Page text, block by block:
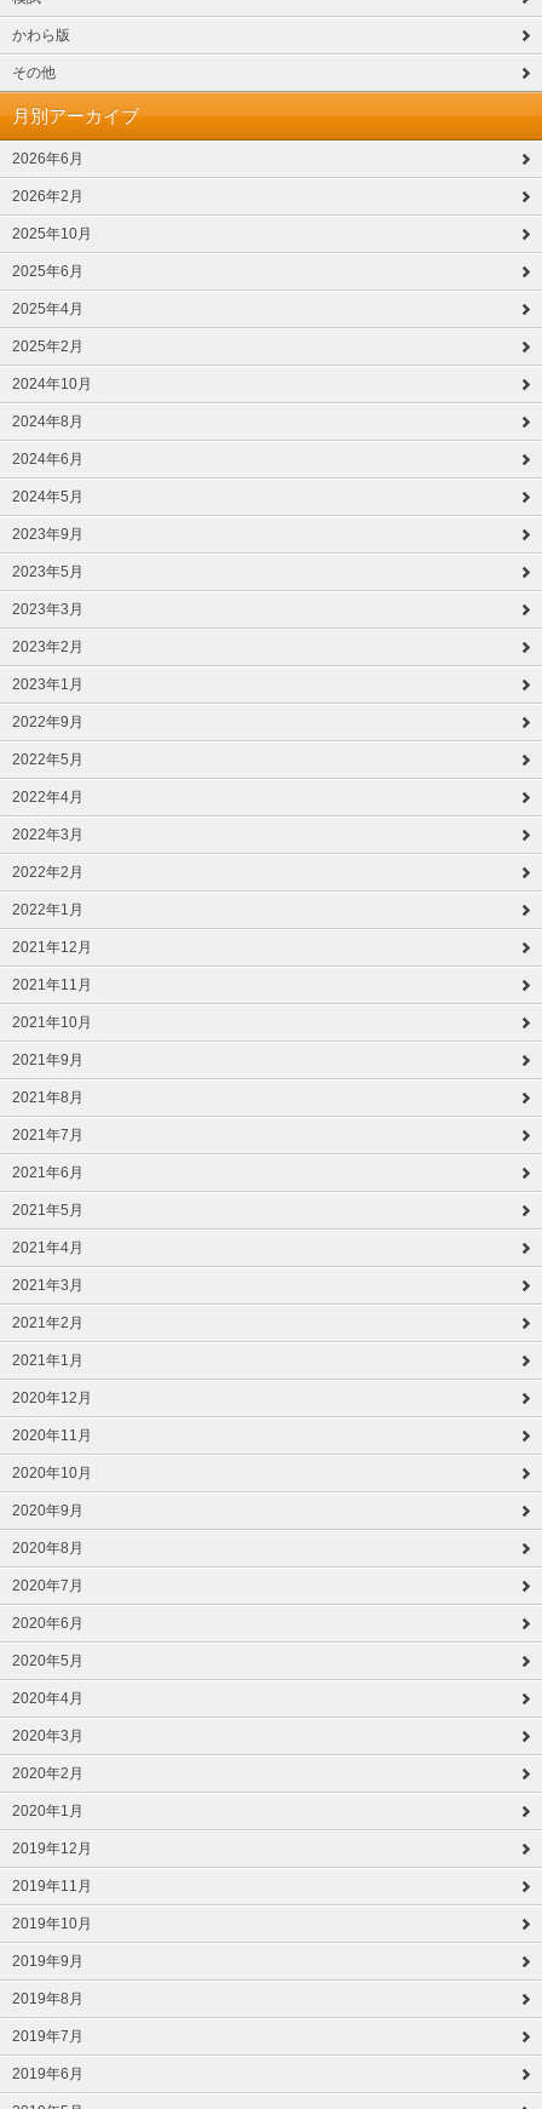
かわら版
その他
月別アーカイブ
2026年6月
2026年2月
2025年10月
2025年6月
2025年4月
2025年2月
2024年10月
2024年8月
2024年6月
2024年5月
2023年9月
2023年5月
2023年3月
2023年2月
2023年1月
2022年9月
2022年5月
2022年4月
2022年3月
2022年2月
2022年1月
2021年12月
2021年11月
2021年10月
2021年9月
2021年8月
2021年7月
2021年6月
2021年5月
2021年4月
2021年3月
2021年2月
2021年1月
2020年12月
2020年11月
2020年10月
2020年9月
2020年8月
2020年7月
2020年6月
2020年5月
2020年4月
2020年3月
2020年2月
2020年1月
2019年12月
2019年11月
2019年10月
2019年9月
2019年8月
2019年7月
2019年6月